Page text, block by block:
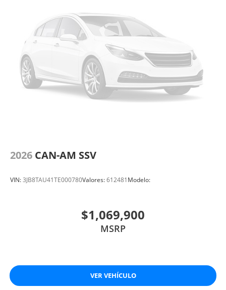
2026 CAN-AM SSV
VIN:3JB8TAU41TE000780Valores:612481Modelo:
$1,069,900
MSRP
VER VEHÍCULO